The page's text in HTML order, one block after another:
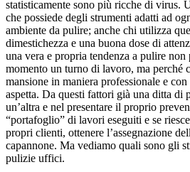
statisticamente sono più ricche di virus.
che possiede degli strumenti adatti ad
ambiente da pulire; anche chi utilizza
dimestichezza e una buona dose di
una vera e propria tendenza a pulire non
momento un turno di lavoro, ma perché
mansione in maniera professionale e
aspetta. Da questi fattori già una ditta di
un’altra e nel presentare il proprio
“portafoglio” di lavori eseguiti e se
propri clienti, ottenere l’assegnazione
capannone. Ma vediamo quali sono gli
pulizie uffici.